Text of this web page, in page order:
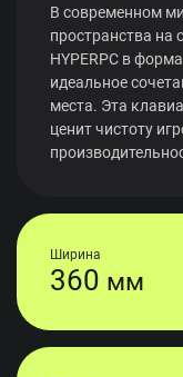
В современном
пространства на
HYPERPC в
идеальное
места. Эта
ценит чистоту
Ширина
360 мм